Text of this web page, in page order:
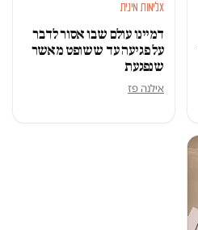
אלימות מינית
דמיינו עולם שבו אסור לדבר
על פגיעה עד ששופט מאשר
שנפגעת
אילנה פז